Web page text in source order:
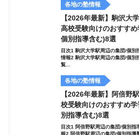
各地の塾情報
【2026年最新】駒沢大
高校受験向けのおすす
個別指導含む)8選
目次1 駒沢大学駅周辺の集団/個別
情報2 駒沢大学駅周辺の集団/個別
覧...
各地の塾情報
【2026年最新】阿倍野
校受験向けのおすすめ
別指導含む)8選
目次1 阿倍野駅周辺の集団/個別指
報2 阿倍野駅周辺の集団/個別指導